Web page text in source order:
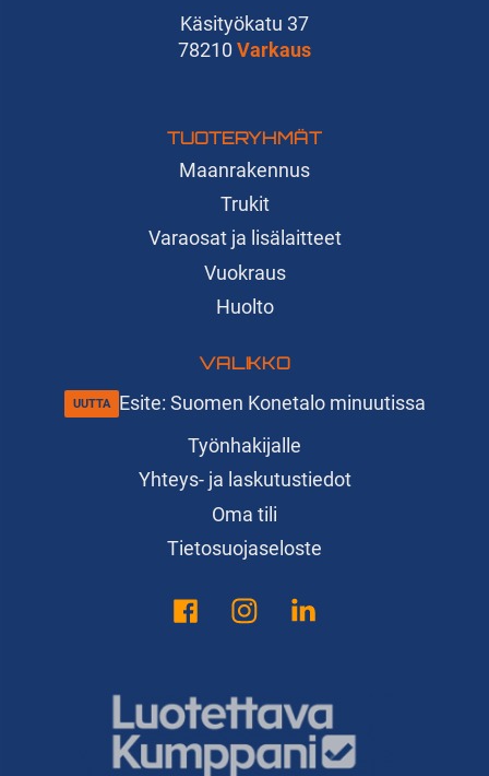
TUOTERYHMÄT
Maanrakennus
Trukit
Varaosat ja lisälaitteet
Vuokraus
Huolto
VALIKKO
Esite: Suomen Konetalo minuutissa
Työnhakijalle
Yhteys- ja laskutustiedot
Oma tili
Tietosuojaseloste
Käsityökatu 37
78210 Varkaus